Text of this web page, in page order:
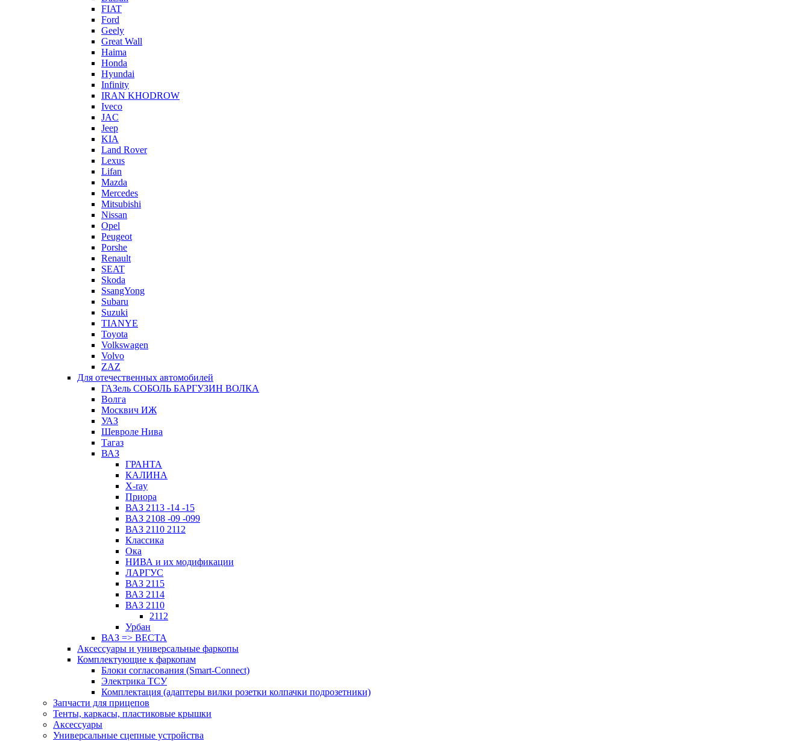
FIAT
Ford
Geely
Great Wall
Haima
Honda
Hyundai
Infinity
IRAN KHODROW
Iveco
JAC
Jeep
KIA
Land Rover
Lexus
Lifan
Mazda
Mercedes
Mitsubishi
Nissan
Opel
Peugeot
Porshe
Renault
SEAT
Skoda
SsangYong
Subaru
Suzuki
TIANYE
Toyota
Volkswagen
Volvo
ZAZ
Для отечественных автомобилей
ГАЗель СОБОЛЬ БАРГУЗИН ВОЛКА
Волга
Москвич ИЖ
УАЗ
Шевроле Нива
Тагаз
ВАЗ
ГРАНТА
КАЛИНА
X-ray
Приора
ВАЗ 2113 -14 -15
ВАЗ 2108 -09 -099
ВАЗ 2110 2112
Классика
Ока
НИВА и их модификации
ЛАРГУС
ВАЗ 2115
ВАЗ 2114
ВАЗ 2110
2112
Урбан
ВАЗ => ВЕСТА
Аксессуары и универсальные фаркопы
Комплектующие к фаркопам
Блоки согласования (Smart-Connect)
Электрика ТСУ
Комплектация (адаптеры вилки розетки колпачки подрозетники)
Запчасти для прицепов
Тенты, каркасы, пластиковые крышки
Аксессуары
Универсальные сцепные устройства